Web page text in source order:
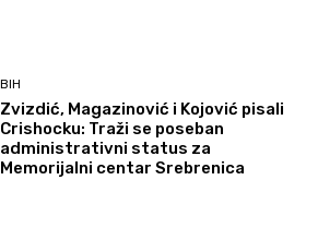
BIH
Zvizdić, Magazinović i Kojović pisali
Crishocku: Traži se poseban
administrativni status za
Memorijalni centar Srebrenica